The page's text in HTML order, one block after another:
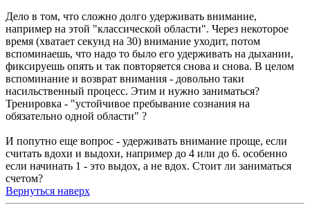
Дело в том, что сложно долго удерживать внимание,
например на этой "классической области". Через некоторое
время (хватает секунд на 30) внимание уходит, потом
вспоминаешь, что надо то было его удерживать на дыхании,
фиксируешь опять и так повторяется снова и снова. В целом
вспоминание и возврат внимания - довольно таки
насильственный процесс. Этим и нужно заниматься?
Тренировка - "устойчивое пребывание сознания на
обязательно одной области" ?
И попутно еще вопрос - удерживать внимание проще, если
считать вдохи и выдохи, например до 4 или до 6. особенно
если начинать 1 - это выдох, а не вдох. Стоит ли заниматься
счетом?
Вернуться наверх